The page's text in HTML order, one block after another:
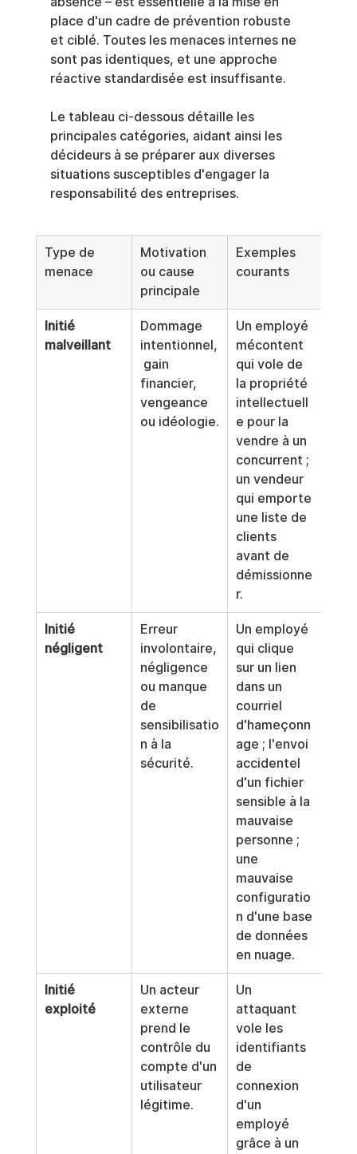
place d'un cadre de prévention robuste
et ciblé. Toutes les menaces internes ne
sont pas identiques, et une approche
réactive standardisée est insuffisante.
Le tableau ci-dessous détaille les
principales catégories, aidant ainsi les
décideurs à se préparer aux diverses
situations susceptibles d'engager la
responsabilité des entreprises.
Type de
menace
Motivation
ou cause
principale
Exemples
courants
Initié
malveillant
Dommage
intentionnel,
gain
financier,
vengeance
ou idéologie.
Un employé
mécontent
qui vole de
la propriété
intellectuell
e pour la
vendre à un
concurrent ;
un vendeur
qui emporte
une liste de
clients
avant de
démissionne
r.
Initié
négligent
Erreur
involontaire,
négligence
ou manque
de
sensibilisatio
n à la
sécurité.
Un employé
qui clique
sur un lien
dans un
courriel
d'hameçonn
age ; l'envoi
accidentel
d'un fichier
sensible à la
mauvaise
personne ;
une
mauvaise
configuratio
n d'une base
de données
en nuage.
Initié
exploité
Un acteur
externe
prend le
contrôle du
compte d'un
utilisateur
légitime.
Un
attaquant
vole les
identifiants
de
connexion
d'un
employé
grâce à un